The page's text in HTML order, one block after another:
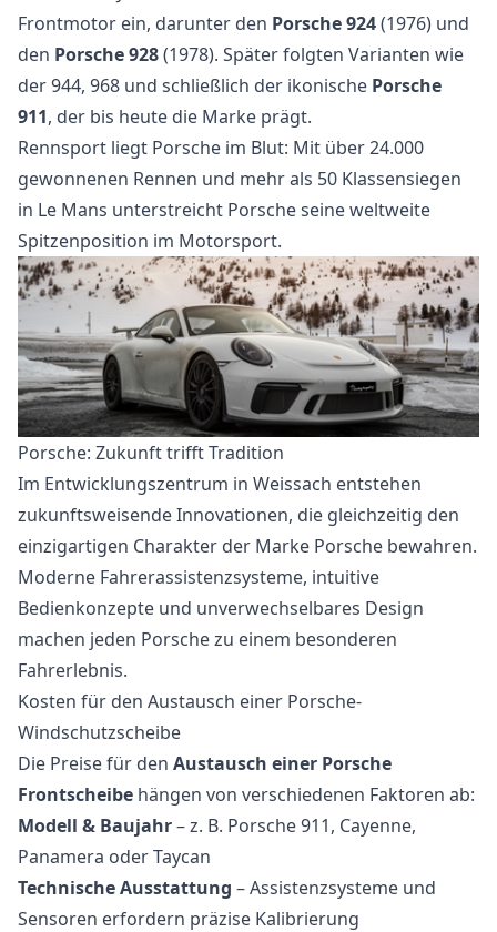
Frontmotor ein, darunter den Porsche 924(1976) und
den Porsche 928(1978). Später folgten Varianten wie
der 944, 968 und schließlich der ikonische Porsche
911, der bis heute die Marke prägt.
Rennsport liegt Porsche im Blut: Mit über 24.000
gewonnenen Rennen und mehr als 50 Klassensiegen
in Le Mans unterstreicht Porsche seine weltweite
Spitzenposition im Motorsport.
Porsche: Zukunft trifft Tradition
Im Entwicklungszentrum in Weissach entstehen
zukunftsweisende Innovationen, die gleichzeitig den
einzigartigen Charakter der Marke Porsche bewahren.
Moderne Fahrerassistenzsysteme, intuitive
Bedienkonzepte und unverwechselbares Design
machen jeden Porsche zu einem besonderen
Fahrerlebnis.
Kosten für den Austausch einer Porsche-
Windschutzscheibe
Die Preise für den Austausch einer Porsche
Frontscheibe hängen von verschiedenen Faktoren ab:
Modell & Baujahr– z. B. Porsche 911, Cayenne,
Panamera oder Taycan
Technische Ausstattung – Assistenzsysteme und
Sensoren erfordern präzise Kalibrierung